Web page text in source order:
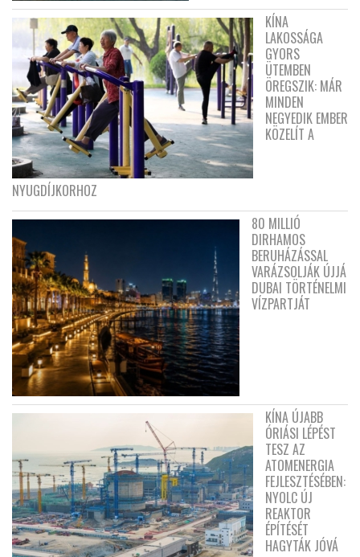
KÍNA
LAKOSSÁGA
GYORS
ÜTEMBEN
ÖREGSZIK: MÁR
MINDEN
NEGYEDIK EMBER
KÖZELÍT A
NYUGDÍJKORHOZ
80 MILLIÓ
DIRHAMOS
BERUHÁZÁSSAL
VARÁZSOLJÁK ÚJJÁ
DUBAI TÖRTÉNELMI
VÍZPARTJÁT
KÍNA ÚJABB
ÓRIÁSI LÉPÉST
TESZ AZ
ATOMENERGIA
FEJLESZTÉSÉBEN:
NYOLC ÚJ
REAKTOR
ÉPÍTÉSÉT
HAGYTÁK JÓVÁ